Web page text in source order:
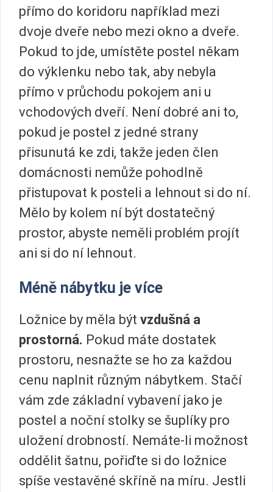
přímo do koridoru například mezi
dvoje dveře nebo mezi okno a dveře.
Pokud to jde, umístěte postel někam
do výklenku nebo tak, aby nebyla
přímo v průchodu pokojem ani u
vchodových dveří. Není dobré ani to,
pokud je postel z jedné strany
přisunutá ke zdi, takže jeden člen
domácnosti nemůže pohodlně
přistupovat k posteli a lehnout si do ní.
Mělo by kolem ní být dostatečný
prostor, abyste neměli problém projít
ani si do ní lehnout.
Méně nábytku je více
Ložnice by měla být vzdušná a
prostorná. Pokud máte dostatek
prostoru, nesnažte se ho za každou
cenu naplnit různým nábytkem. Stačí
vám zde základní vybavení jako je
postel a noční stolky se šuplíky pro
uložení drobností. Nemáte-li možnost
oddělit šatnu, pořiďte si do ložnice
spíše vestavěné skříně na míru. Jestli